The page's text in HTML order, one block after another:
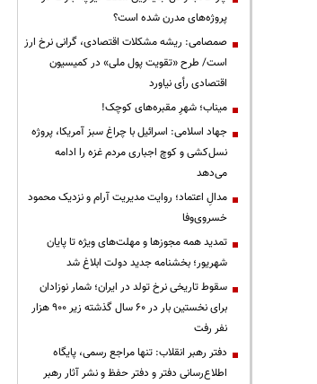
پروژه‌های مدرن شده است؟
صمصامی: ریشه مشکلات اقتصادی، گرانی نرخ ارز
است/ طرح «تقویت پول ملی» در کمیسیون
اقتصادی رأی نیاورد
میناب؛ شهرِ مقبره‌های کوچک!
جهاد اسلامی: اسرائیل با چراغ سبز آمریکا، پروژه
نسل‌کشی و کوچ اجباری مردم غزه را ادامه
می‌دهد
مدالِ اعتماد؛ روایت مدیریت آرام و نزدیک محمود
خسروی‌وفا
تمدید همه مجوزها و مهلت‌های ویژه تا پایان
شهریور؛ بخشنامه جدید دولت ابلاغ شد
سقوط تاریخی نرخ تولد در ایران؛ شمار نوزادان
برای نخستین بار در ۶۰ سال گذشته زیر ۹۰۰ هزار
نفر رفت
دفتر رهبر انقلاب: تنها مراجع رسمی، پایگاه
اطلاع‌رسانی دفتر و دفتر حفظ و نشر آثار رهبر